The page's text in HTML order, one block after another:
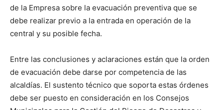
de la Empresa sobre la evacuación preventiva que se
debe realizar previo a la entrada en operación de la
central y su posible fecha.
Entre las conclusiones y aclaraciones están que la orden
de evacuación debe darse por competencia de las
alcaldías. El sustento técnico que soporta estas órdenes
debe ser puesto en consideración en los Consejos